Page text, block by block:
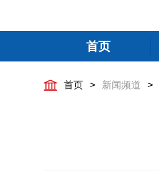
首页
首页 > 新闻频道 >